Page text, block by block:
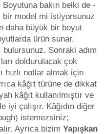
Boyutuna bakın belki de -
bir model mi istiyorsunuz
daha büyük bir boyut
ürün sunar,
Sonraki adım
doldurulacak çok
hızlı notlar almak için
kâğıt türüne de dikkat
kâğıt kullanılmıştır ve
çalışır. Kâğıdın diğer
istemezsiniz;
Ayrıca bizim Yapışkan